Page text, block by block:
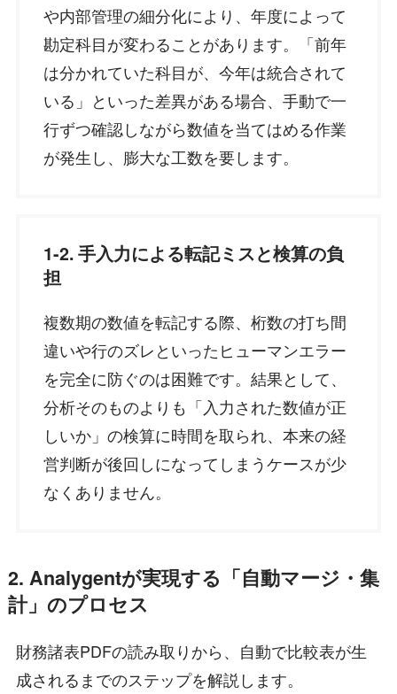
や内部管理の細分化により、年度によって
勘定科目が変わることがあります。「前年
は分かれていた科目が、今年は統合されて
いる」といった差異がある場合、手動で一
行ずつ確認しながら数値を当てはめる作業
が発生し、膨大な工数を要します。
1-2. 手入力による転記ミスと検算の負
担
複数期の数値を転記する際、桁数の打ち間
違いや行のズレといったヒューマンエラー
を完全に防ぐのは困難です。結果として、
分析そのものよりも「入力された数値が正
しいか」の検算に時間を取られ、本来の経
営判断が後回しになってしまうケースが少
なくありません。
2. Analygentが実現する「自動マージ・集
計」のプロセス
財務諸表PDFの読み取りから、自動で比較表が生
成されるまでのステップを解説します。